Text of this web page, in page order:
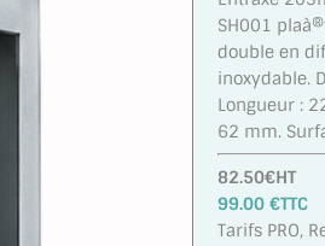
SH001
double en
inoxydable.
Longueur :
62 mm.
82.50€HT
99.00 €TTC
Tarifs PRO,